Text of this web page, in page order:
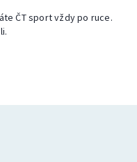
ČT sport vždy po ruce.